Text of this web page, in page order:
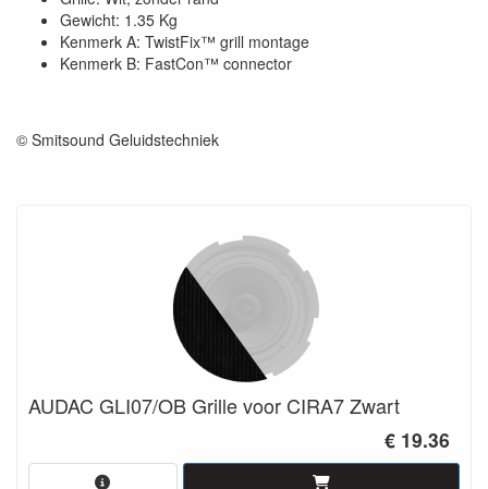
Gewicht: 1.35 Kg
Kenmerk A: TwistFix™ grill montage
Kenmerk B: FastCon™ connector
© Smitsound Geluidstechniek
AUDAC GLI07/OB Grille voor CIRA7 Zwart
€ 19.36